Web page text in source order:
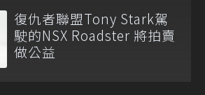
復仇者聯盟Tony Stark駕
駛的NSX Roadster 將拍賣
做公益